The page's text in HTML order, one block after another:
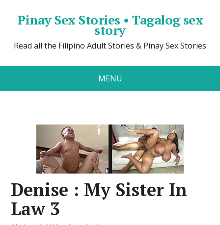
Pinay Sex Stories • Tagalog sex
story
Read all the Filipino Adult Stories & Pinay Sex Stories
MENU
Denise : My Sister In
Law 3